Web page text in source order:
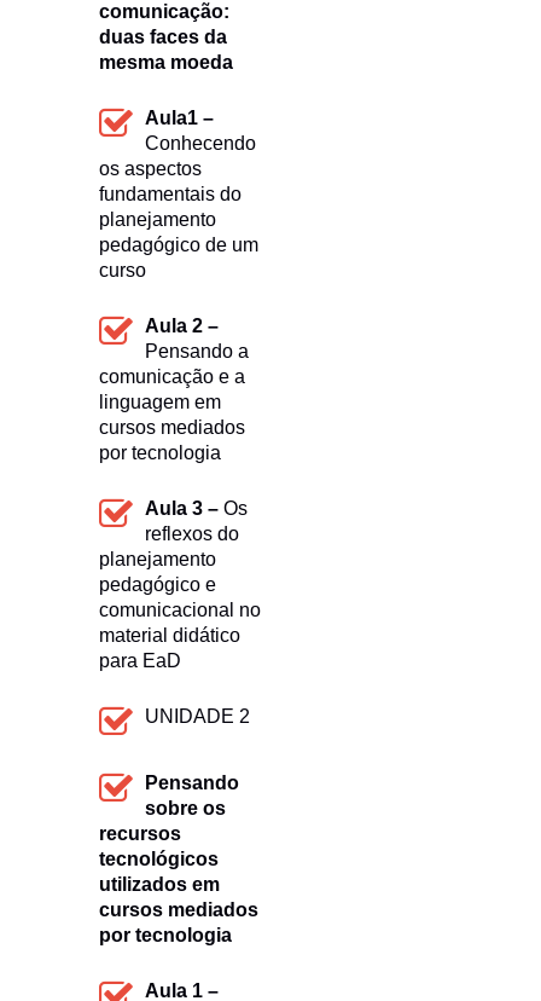
comunicação:
duas faces da
mesma moeda
Aula1 –
Conhecendo
os aspectos
fundamentais do
planejamento
pedagógico de um
curso
Aula 2 –
Pensando a
comunicação e a
linguagem em
cursos mediados
por tecnologia
Aula 3 –Os
reflexos do
planejamento
pedagógico e
comunicacional no
material didático
para EaD
UNIDADE 2
Pensando
sobre os
recursos
tecnológicos
utilizados em
cursos mediados
por tecnologia
Aula 1 –